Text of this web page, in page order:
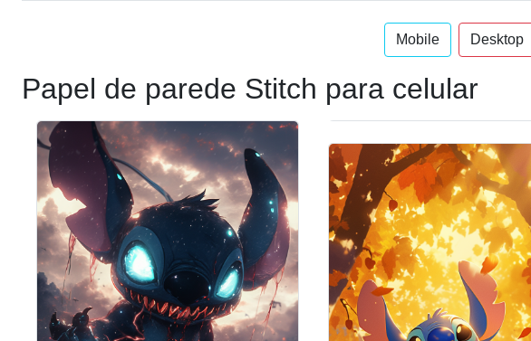
Mobile Desktop
Papel de parede Stitch para celular